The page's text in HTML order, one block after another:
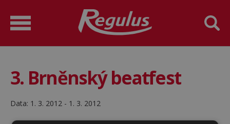
3. Brněnský beatfest
Data: 1. 3. 2012 - 1. 3. 2012